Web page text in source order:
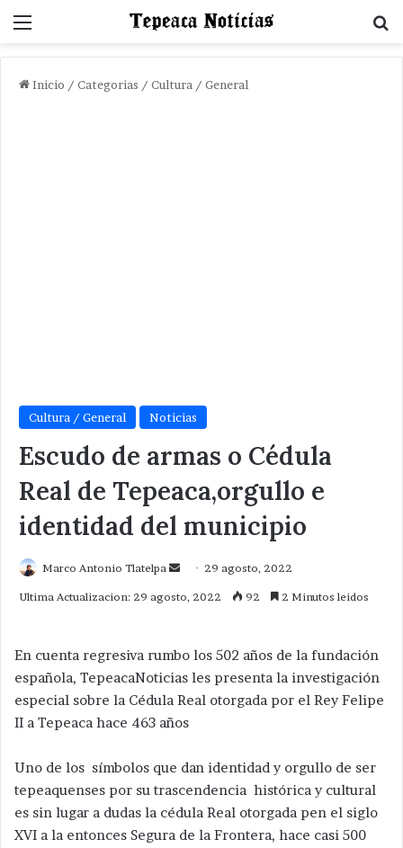
Menu
Inicio / Categorias / Cultura / General
Cultura / General Noticias
Escudo de armas o Cédula
Real de Tepeaca,orgullo e
identidad del municipio
Marco Antonio Tlatelpa
Send 29 agosto, 2022
Ultima Actualizacion: 29 agosto, 2022 92 2 Minutos leidos
En cuenta regresiva rumbo los 502 años de la fundación
española, TepeacaNoticias les presenta la investigación
especial sobre la Cédula Real otorgada por el Rey Felipe
II a Tepeaca hace 463 años
Uno de los símbolos que dan identidad y orgullo de ser
tepeaquenses por su trascendencia histórica y cultural
es sin lugar a dudas la cédula Real otorgada pen el siglo
XVI a la entonces Segura de la Frontera, hace casi 500